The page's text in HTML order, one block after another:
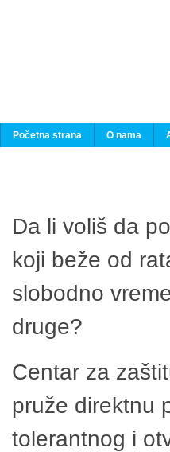
Početna strana O nama
Da li voliš da
koji beže od
slobodno
druge?
Centar za
pruže direktnu
tolerantnog i